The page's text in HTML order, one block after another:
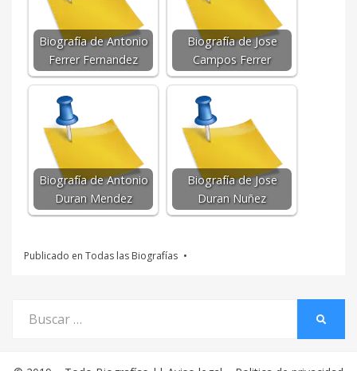
Biografía de Antonio
Ferrer Fernandez
Biografía de Jose
Campos Ferrer
Biografía de Antonio
Duran Mendez
Biografía de Jose
Duran Nuñez
Publicado en Todas las Biografías
por: